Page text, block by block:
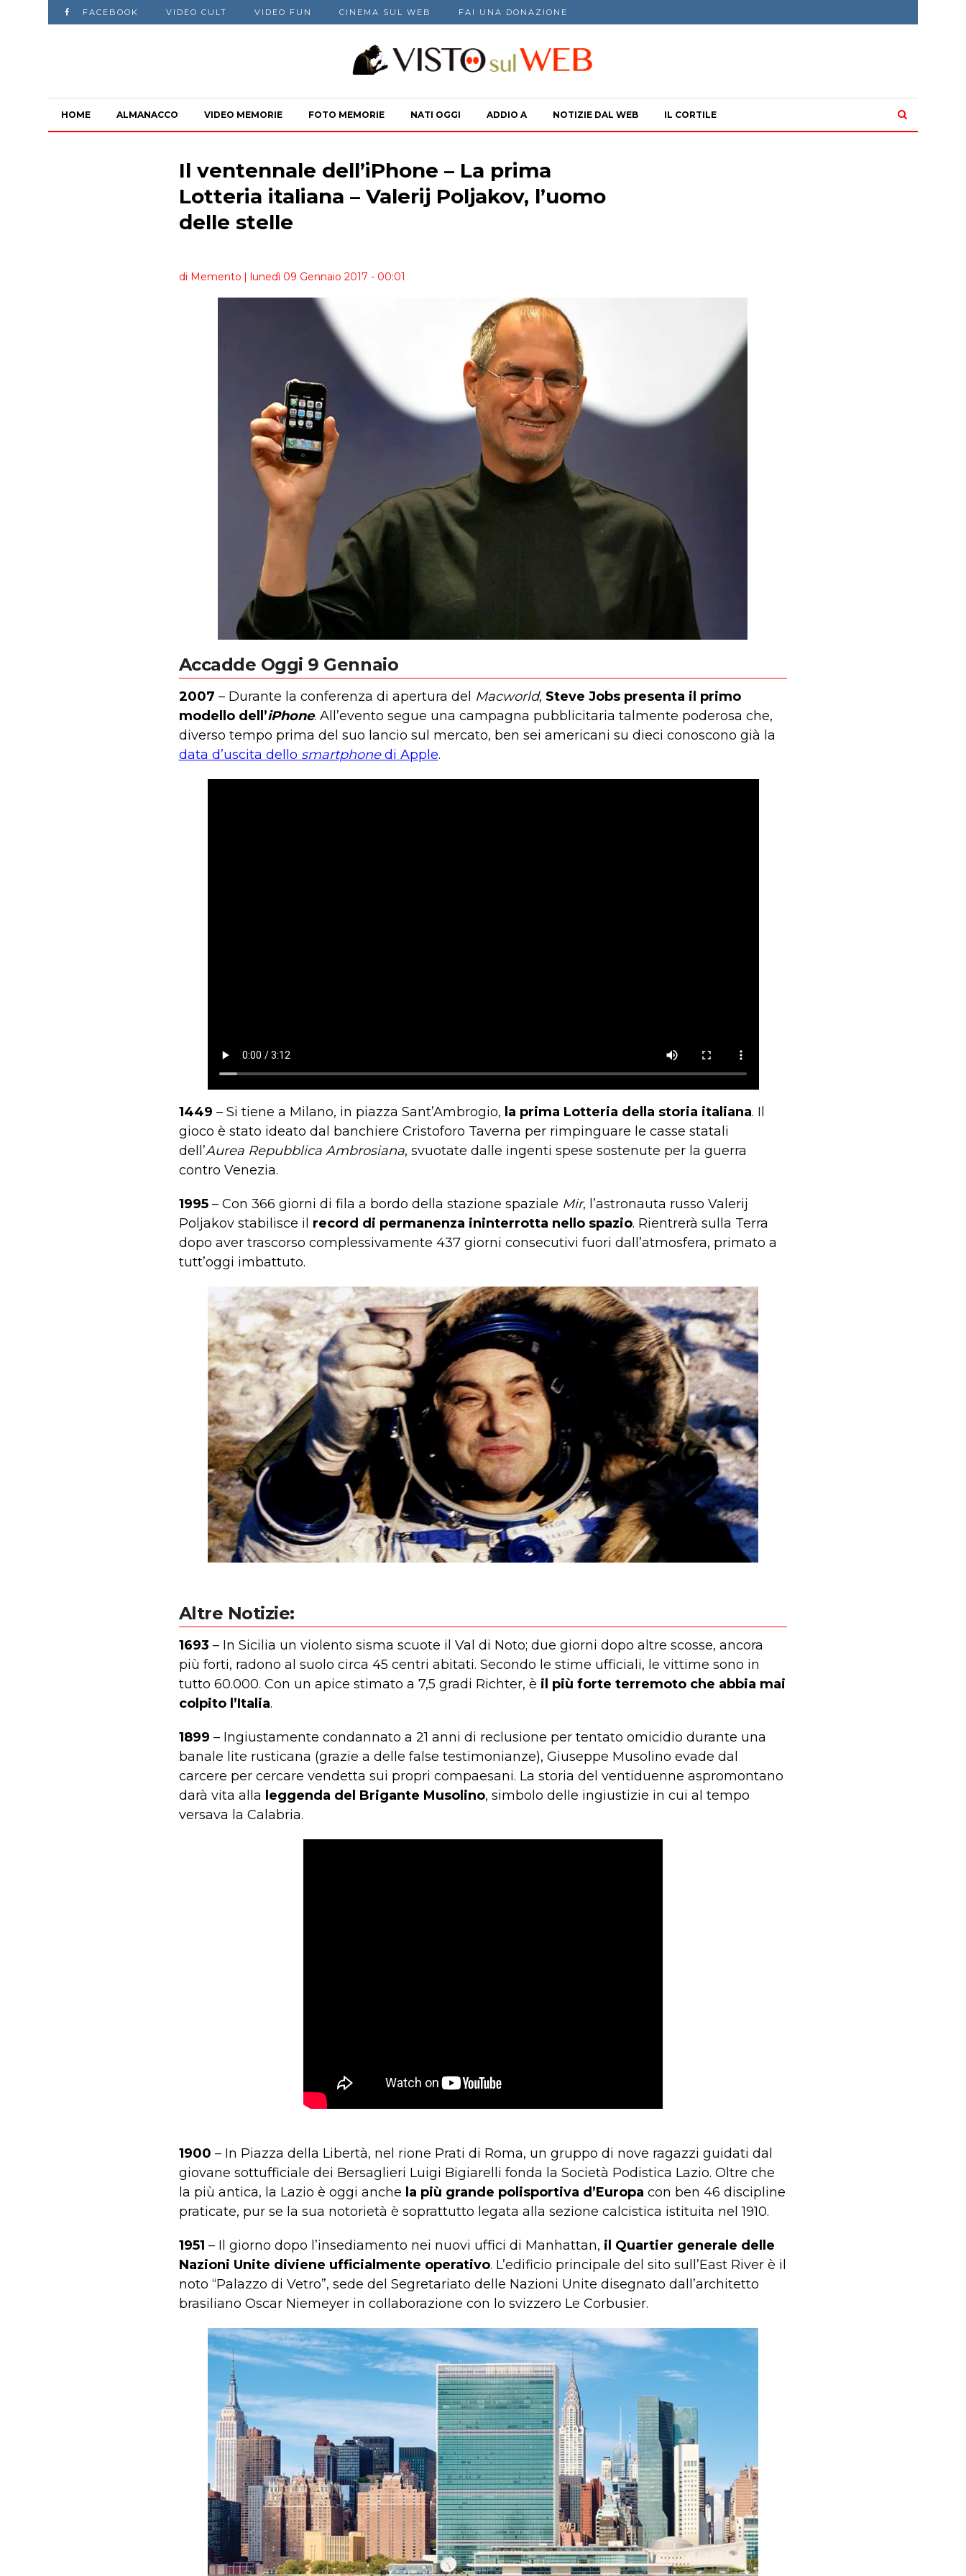
FACEBOOK VIDEO CULT VIDEO FUN CINEMA SUL WEB FAI UNA DONAZIONE
HOME ALMANACCO VIDEO MEMORIE FOTO MEMORIE NATI OGGI ADDIO A NOTIZIE DAL WEB IL CORTILE
Il ventennale dell’iPhone – La prima
Lotteria italiana – Valerij Poljakov, l’uomo
delle stelle
di Memento | lunedì 09 Gennaio 2017 - 00:01
Accadde Oggi 9 Gennaio
2007 – Durante la conferenza di apertura del Macworld, Steve Jobs presenta il primo
modello dell’iPhone. All’evento segue una campagna pubblicitaria talmente poderosa che,
diverso tempo prima del suo lancio sul mercato, ben sei americani su dieci conoscono già la
data d’uscita dello smartphonedi Apple.
1449 – Si tiene a Milano, in piazza Sant’Ambrogio, la prima Lotteria della storia italiana. Il
gioco è stato ideato dal banchiere Cristoforo Taverna per rimpinguare le casse statali
dell’Aurea Repubblica Ambrosiana, svuotate dalle ingenti spese sostenute per la guerra
contro Venezia.
1995– Con 366 giorni di fila a bordo della stazione spaziale Mir, l’astronauta russo Valerij
Poljakov stabilisce il record di permanenza ininterrotta nello spazio. Rientrerà sulla Terra
dopo aver trascorso complessivamente 437 giorni consecutivi fuori dall’atmosfera, primato a
tutt’oggi imbattuto.
Altre Notizie:
1693 – In Sicilia un violento sisma scuote il Val di Noto; due giorni dopo altre scosse, ancora
più forti, radono al suolo circa 45 centri abitati. Secondo le stime ufficiali, le vittime sono in
tutto 60.000. Con un apice stimato a 7,5 gradi Richter, è il più forte terremoto che abbia mai
colpito l’Italia.
1899 – Ingiustamente condannato a 21 anni di reclusione per tentato omicidio durante una
banale lite rusticana (grazie a delle false testimonianze), Giuseppe Musolino evade dal
carcere per cercare vendetta sui propri compaesani. La storia del ventiduenne aspromontano
darà vita alla leggenda del Brigante Musolino, simbolo delle ingiustizie in cui al tempo
versava la Calabria.
1900 – In Piazza della Libertà, nel rione Prati di Roma, un gruppo di nove ragazzi guidati dal
giovane sottufficiale dei Bersaglieri Luigi Bigiarelli fonda la Società Podistica Lazio. Oltre che
la più antica, la Lazio è oggi anche la più grande polisportiva d’Europa con ben 46 discipline
praticate, pur se la sua notorietà è soprattutto legata alla sezione calcistica istituita nel 1910.
1951 – Il giorno dopo l’insediamento nei nuovi uffici di Manhattan, il Quartier generale delle
Nazioni Unite diviene ufficialmente operativo. L’edificio principale del sito sull’East River è il
noto “Palazzo di Vetro”, sede del Segretariato delle Nazioni Unite disegnato dall’architetto
brasiliano Oscar Niemeyer in collaborazione con lo svizzero Le Corbusier.